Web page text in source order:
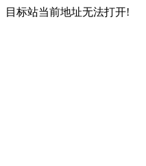
目标站当前地址无法打开!